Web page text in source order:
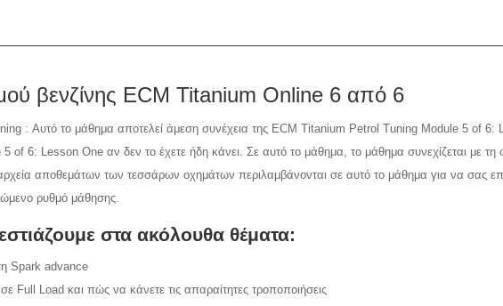
βενζίνης ECM Titanium Online 6 από 6
: Αυτό το μάθημα αποτελεί άμεση συνέχεια της ECM Titanium Petrol Tuning Module 5 of 6:
6: Lesson One αν δεν το έχετε ήδη κάνει. Σε αυτό το μάθημα, το μάθημα συνεχίζεται με τη
αποθεμάτων των τεσσάρων οχημάτων περιλαμβάνονται σε αυτό το μάθημα για να σας
ρυθμό μάθησης.
στα ακόλουθα θέματα:
Spark advance
Full Load και πώς να κάνετε τις απαραίτητες τροποποιήσεις